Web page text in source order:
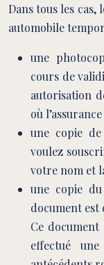
Dans tous les cas,
automobile
une
cours de
autorisation
où
une copie
voulez
votre nom et
une copie
document
Ce document
effectué